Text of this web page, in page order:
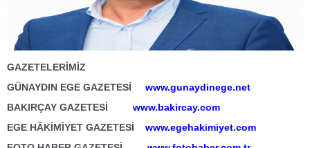
GAZETELERİMİZ
GÜNAYDIN EGE GAZETESİ
www.gunaydinege.net
BAKIRÇAY GAZETESİ www.bakircay.com
EGE HÂKİMİYET GAZETESİ
www.egehakimiyet.com